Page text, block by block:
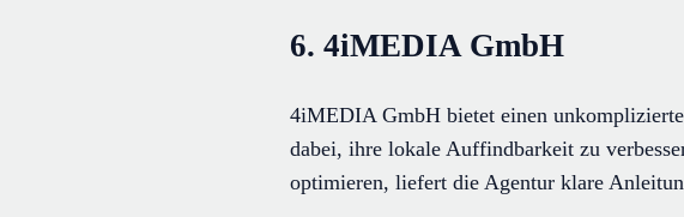
6. 4iMEDIA GmbH
4iMEDIA GmbH bietet einen
dabei, ihre lokale Auffindbarkeit zu
optimieren, liefert die Agentur klare